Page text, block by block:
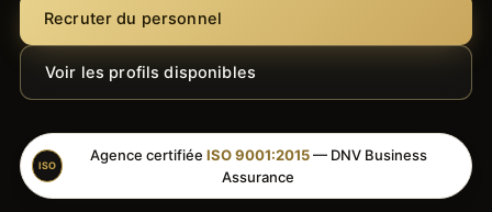
Recruter du personnel
Voir les profils disponibles
ISO
Agence certifiée ISO 9001:2015— DNV Business
Assurance